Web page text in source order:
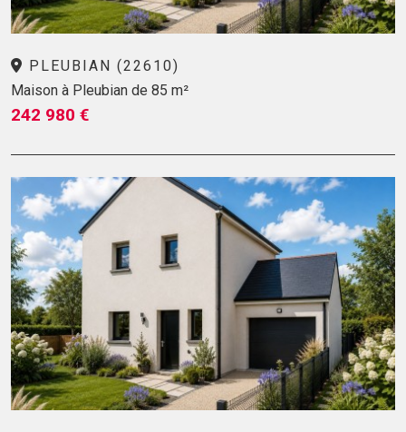
PLEUBIAN (22610)
Maison à Pleubian de 85 m²
242 980 €